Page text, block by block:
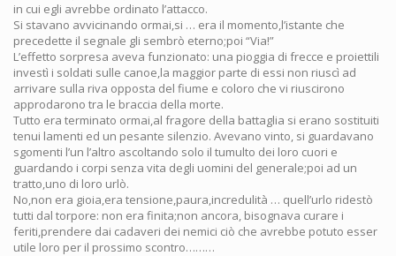
in cui egli avrebbe ordinato l’attacco.
Si stavano avvicinando ormai,si … era il momento,l’istante che
precedette il segnale gli sembrò eterno;poi “Via!”
L’effetto sorpresa aveva funzionato: una pioggia di frecce e proiettili
investì i soldati sulle canoe,la maggior parte di essi non riuscì ad
arrivare sulla riva opposta del fiume e coloro che vi riuscirono
approdarono tra le braccia della morte.
Tutto era terminato ormai,al fragore della battaglia si erano sostituiti
tenui lamenti ed un pesante silenzio. Avevano vinto, si guardavano
sgomenti l’un l’altro ascoltando solo il tumulto dei loro cuori e
guardando i corpi senza vita degli uomini del generale;poi ad un
tratto,uno di loro urlò.
No,non era gioia,era tensione,paura,incredulità … quell’urlo ridestò
tutti dal torpore: non era finita;non ancora, bisognava curare i
feriti,prendere dai cadaveri dei nemici ciò che avrebbe potuto esser
utile loro per il prossimo scontro………